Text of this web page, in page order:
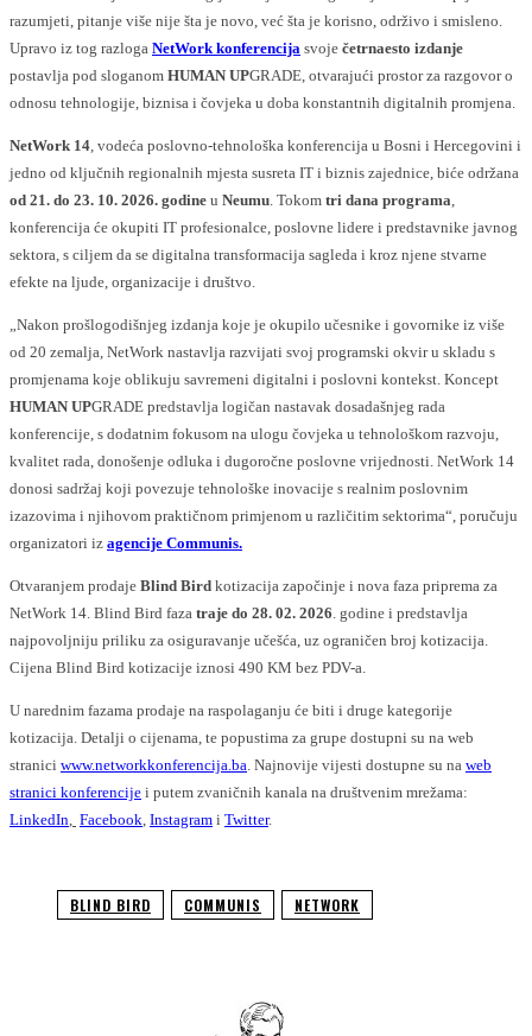
razumjeti, pitanje više nije šta je novo, već šta je korisno, održivo i smisleno.
Upravo iz tog razloga NetWork konferencija svoje četrnaesto izdanje
postavlja pod sloganom HUMAN UPGRADE, otvarajući prostor za razgovor o
odnosu tehnologije, biznisa i čovjeka u doba konstantnih digitalnih promjena.
NetWork 14, vodeća poslovno-tehnološka konferencija u Bosni i Hercegovini i
jedno od ključnih regionalnih mjesta susreta IT i biznis zajednice, biće održana
od 21. do 23. 10. 2026. godine u Neumu. Tokom tri dana programa,
konferencija će okupiti IT profesionalce, poslovne lidere i predstavnike javnog
sektora, s ciljem da se digitalna transformacija sagleda i kroz njene stvarne
efekte na ljude, organizacije i društvo.
„Nakon prošlogodišnjeg izdanja koje je okupilo učesnike i govornike iz više
od 20 zemalja, NetWork nastavlja razvijati svoj programski okvir u skladu s
promjenama koje oblikuju savremeni digitalni i poslovni kontekst. Koncept
HUMAN UPGRADE predstavlja logičan nastavak dosadašnjeg rada
konferencije, s dodatnim fokusom na ulogu čovjeka u tehnološkom razvoju,
kvalitet rada, donošenje odluka i dugoročne poslovne vrijednosti. NetWork 14
donosi sadržaj koji povezuje tehnološke inovacije s realnim poslovnim
izazovima i njihovom praktičnom primjenom u različitim sektorima“, poručuju
organizatori iz agencije Communis.
Otvaranjem prodaje Blind Bird kotizacija započinje i nova faza priprema za
NetWork 14. Blind Bird faza traje do 28. 02. 2026. godine i predstavlja
najpovoljniju priliku za osiguravanje učešća, uz ograničen broj kotizacija.
Cijena Blind Bird kotizacije iznosi 490 KM bez PDV-a.
U narednim fazama prodaje na raspolaganju će biti i druge kategorije
kotizacija. Detalji o cijenama, te popustima za grupe dostupni su na web
stranici www.networkkonferencija.ba. Najnovije vijesti dostupne su na web
stranici konferencije i putem zvaničnih kanala na društvenim mrežama:
LinkedIn, Facebook, Instagram i Twitter.
BLIND BIRD COMMUNIS NETWORK